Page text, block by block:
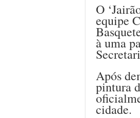
O
equipe
à uma
Após
pintura
cidade.